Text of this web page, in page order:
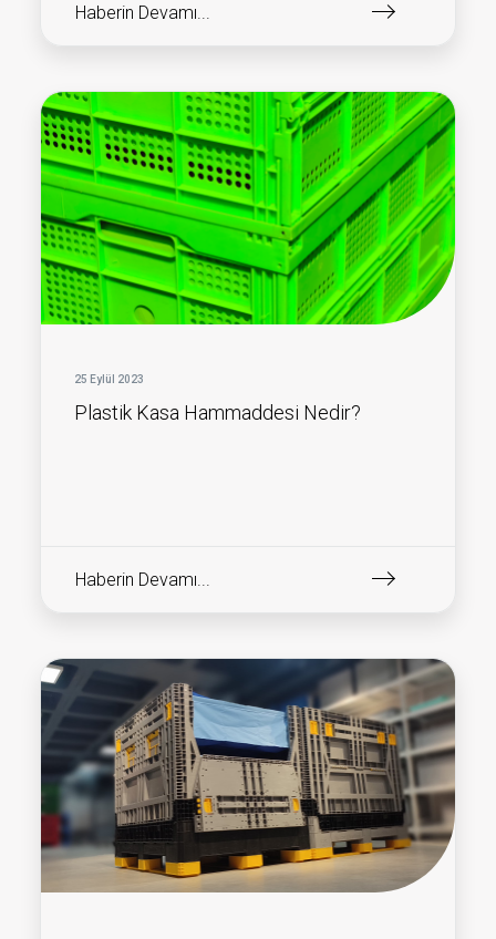
Haberin Devamı...
25 Eylül 2023
Plastik Kasa Hammaddesi Nedir?
Haberin Devamı...